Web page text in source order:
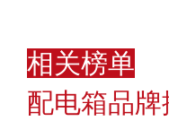
相关榜单
配电箱品